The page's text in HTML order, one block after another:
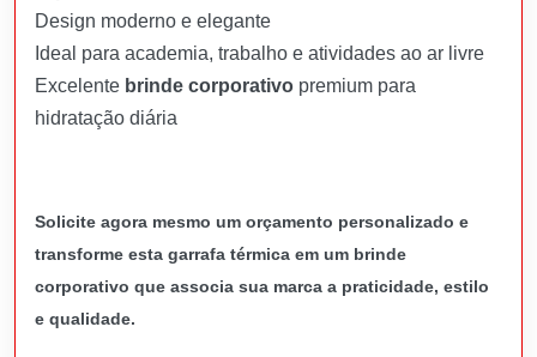
Design moderno e elegante
Ideal para academia, trabalho e atividades ao ar livre
Excelente brinde corporativo premium para
hidratação diária
Solicite agora mesmo um orçamento personalizado e
transforme esta garrafa térmica em um brinde
corporativo que associa sua marca a praticidade, estilo
e qualidade.